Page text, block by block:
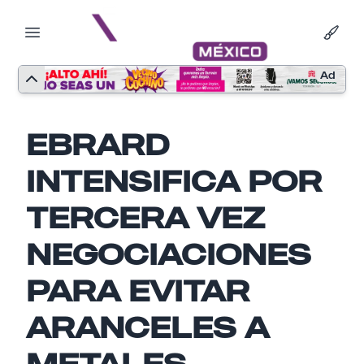
Ad
EBRARD
INTENSIFICA POR
TERCERA VEZ
NEGOCIACIONES
PARA EVITAR
ARANCELES A
Nombre